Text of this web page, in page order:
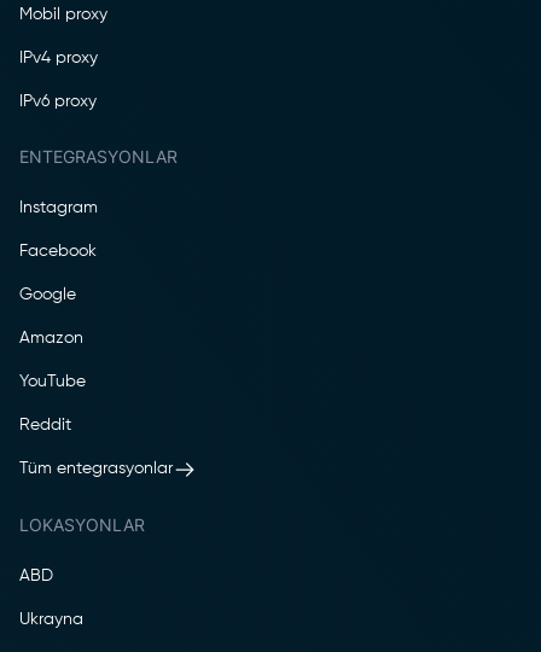
Mobil proxy
IPv4 proxy
IPv6 proxy
ENTEGRASYONLAR
Instagram
Facebook
Google
Amazon
YouTube
Reddit
Tüm entegrasyonlar
LOKASYONLAR
ABD
Ukrayna